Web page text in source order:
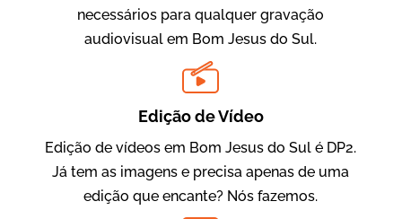
necessários para qualquer gravação
audiovisual em Bom Jesus do Sul.
Edição de Vídeo
Edição de vídeos em Bom Jesus do Sul é DP2.
Já tem as imagens e precisa apenas de uma
edição que encante? Nós fazemos.